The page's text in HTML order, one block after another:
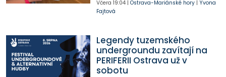
Včera 19:04| Ostrava-Mariánské hory| Yvona
Fajtová
Legendy tuzemského
undergroundu zavítají na
PERIFERII Ostrava už v
sobotu